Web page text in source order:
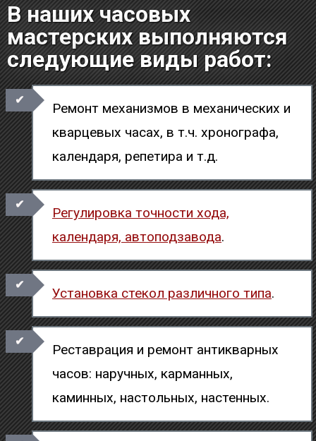
В наших часовых
мастерских выполняются
следующие виды работ:
Ремонт механизмов в механических и
кварцевых часах, в т.ч. хронографа,
календаря, репетира и т.д.
Регулировка точности хода,
календаря, автоподзавода.
Установка стекол различного типа.
Реставрация и ремонт антикварных
часов: наручных, карманных,
каминных, настольных, настенных.